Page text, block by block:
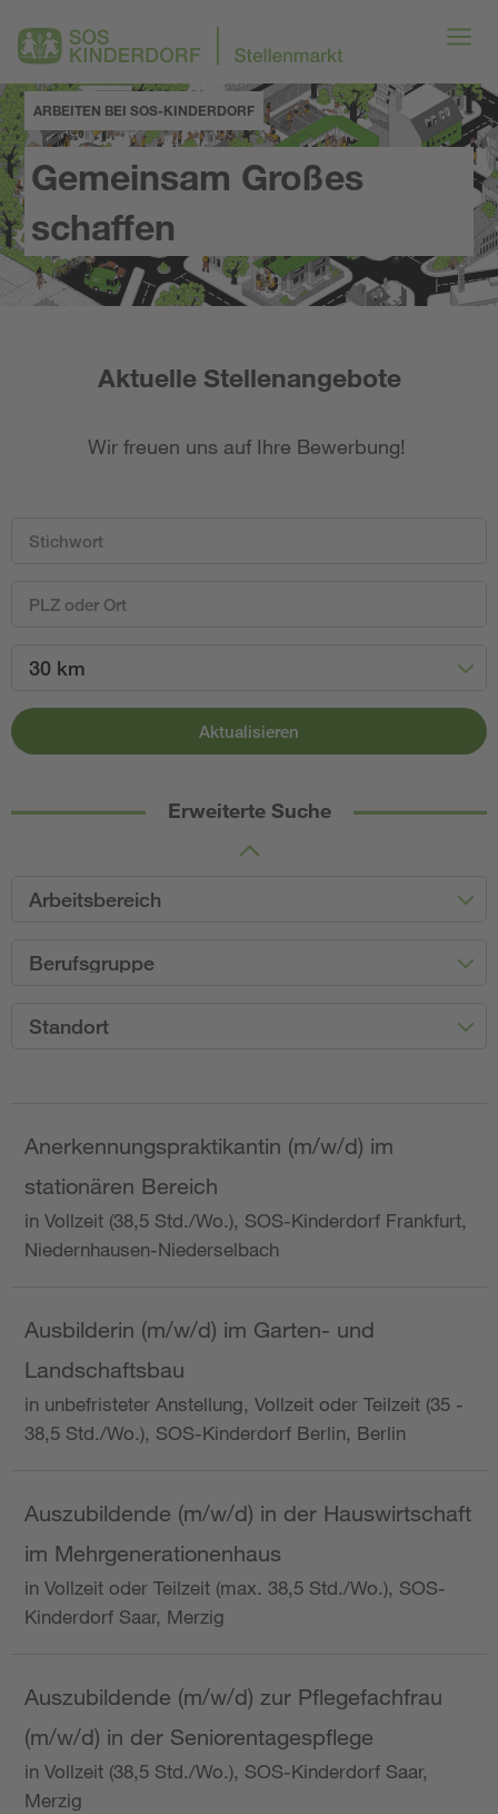
ARBEITEN BEI SOS-KINDERDORF
Gemeinsam Großes
schaffen
Aktuelle Stellenangebote
Wir freuen uns auf Ihre Bewerbung!
30 km
Aktualisieren
Erweiterte Suche
Arbeitsbereich
Berufsgruppe
Standort
Anerkennungspraktikantin (m/w/d) im
stationären Bereich
in Vollzeit (38,5 Std./Wo.), SOS-Kinderdorf Frankfurt,
Niedernhausen-Niederselbach
Ausbilderin (m/w/d) im Garten- und
Landschaftsbau
in unbefristeter Anstellung, Vollzeit oder Teilzeit (35 -
38,5 Std./Wo.), SOS-Kinderdorf Berlin, Berlin
Auszubildende (m/w/d) in der Hauswirtschaft
im Mehrgenerationenhaus
in Vollzeit oder Teilzeit (max. 38,5 Std./Wo.), SOS-
Kinderdorf Saar, Merzig
Auszubildende (m/w/d) zur Pflegefachfrau
(m/w/d) in der Seniorentagespflege
in Vollzeit (38,5 Std./Wo.), SOS-Kinderdorf Saar,
Merzig